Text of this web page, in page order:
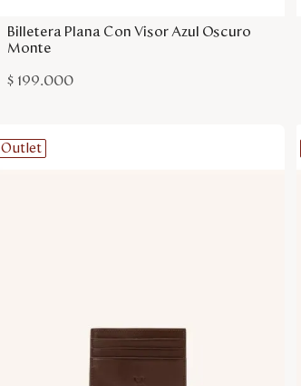
Billetera Plana Con Visor Azul Oscuro
Monte
$ 199.000
Outlet